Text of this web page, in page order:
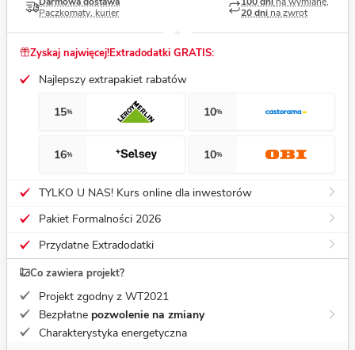
Paczkomaty, kurier
20 dni na zwrot
Zyskaj najwięcej!Extradodatki GRATIS:
Najlepszy extrapakiet rabatów
15% 10%
16% 10%
TYLKO U NAS! Kurs online dla inwestorów
Pakiet Formalności 2026
Przydatne Extradodatki
Co zawiera projekt?
Projekt zgodny z WT2021
Bezpłatne pozwolenie na zmiany
Charakterystyka energetyczna